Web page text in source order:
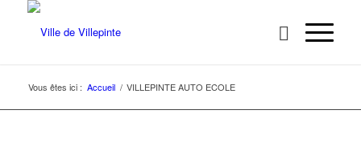
Vous êtes ici : Accueil / VILLEPINTE AUTO ECOLE